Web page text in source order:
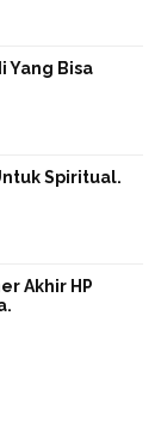
Yang Bisa
Spiritual.
Akhir HP